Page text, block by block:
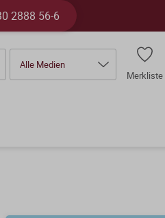
2888 56-6
Alle Medien
Merkliste